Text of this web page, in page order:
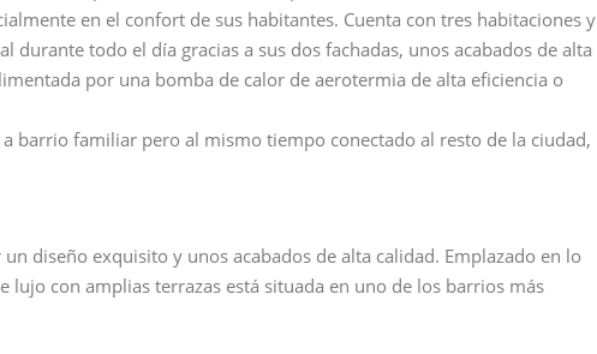
en el confort de sus habitantes. Cuenta con tres habitaciones y
todo el día gracias a sus dos fachadas, unos acabados de alta
por una bomba de calor de aerotermia de alta eficiencia o
barrio familiar pero al mismo tiempo conectado al resto de la ciudad,
diseño exquisito y unos acabados de alta calidad. Emplazado en lo
lujo con amplias terrazas está situada en uno de los barrios más